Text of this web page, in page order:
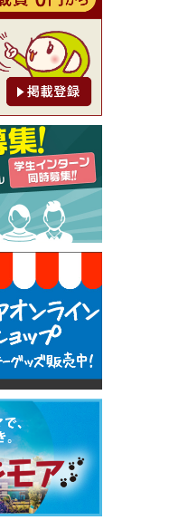
品20％OFF ※18時以
（ピアクオーレ））
価 鼻毛脱毛 半額 2,2
ックス脱毛サロン Mi
カール 3,850円→ 2,7
ール））
酒場たっちゃん 西